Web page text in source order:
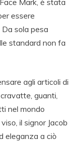
Mark, è stata
essere
sola pesa
standard non fa
agli articoli di
guanti,
nel mondo
il signor Jacob
eleganza a ciò